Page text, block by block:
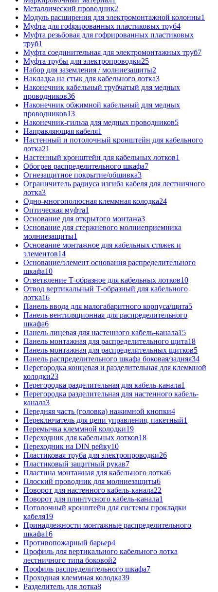
Металлический проводник2
Модуль расширения для электромонтажной колонны1
Муфта для гофрированных пластиковых труб4
Муфта резьбовая для гофрированных пластиковых
труб1
Муфта соединительная для электромонтажных труб7
Муфта трубы для электропроводки25
Набор для заземления / молниезащиты2
Накладка на стык для кабельного лотка3
Наконечник кабельный трубчатый для медных
проводников36
Наконечник обжимной кабельный для медных
проводников13
Наконечник-гильза для медных проводников5
Направляющая кабеля1
Настенный и потолочный кронштейн для кабельного
лотка21
Настенный кронштейн для кабельных лотков1
Обогрев распределительного шкафа7
Огнезащитное покрытие/обшивка3
Ограничитель радиуса изгиба кабеля для лестничного
лотка3
Одно-многополюсная клеммная колодка24
Оптическая муфта1
Основание для открытого монтажа3
Основание для стержневого молниеприемника
молниезащиты1
Основание монтажное для кабельных стяжек и
элементов14
Основание/элемент основания распределительного
шкафа10
Ответвление Т-образное для кабельных лотков10
Отвод вертикальный Т-образный для кабельного
лотка16
Панель ввода для малогабаритного корпуса/щита5
Панель вентиляционная для распределительного
шкафа6
Панель лицевая для настенного кабель-канала15
Панель монтажная для распределительного щита18
Панель монтажная для распределительных щитков5
Панель распределительного шкафа боковая/задняя34
Перегородка концевая и разделительная для клеммной
колодки23
Перегородка разделительная для кабель-канала1
Перегородка разделительная для настенного кабель-
канала3
Передняя часть (головка) нажимной кнопки4
Переключатель для цепи управления, пакетный1
Перемычка клеммной колодки19
Переходник для кабельных лотков18
Переходник на DIN рейку10
Пластиковая труба для электропроводки26
Пластиковый защитный рукав7
Пластина монтажная для кабельного лотка6
Плоский проводник для молниезащиты6
Поворот для настенного кабель-канала22
Поворот для плинтусного кабель-канала1
Потолочный кронштейн для системы прокладки
кабеля19
Принадлежности монтажные распределительного
шкафа16
Противопожарный барьер4
Профиль для вертикального кабельного лотка
лестничного типа боковой2
Профиль распределительного шкафа7
Проходная клеммная колодка39
Разделитель для лотка8